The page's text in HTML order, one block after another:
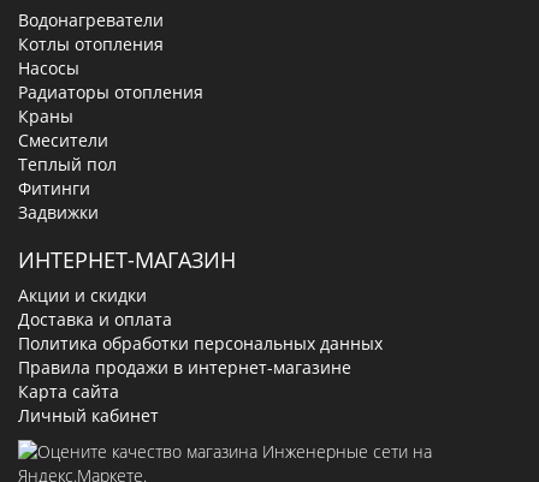
Водонагреватели
Котлы отопления
Насосы
Радиаторы отопления
Краны
Смесители
Теплый пол
Фитинги
Задвижки
ИНТЕРНЕТ-МАГАЗИН
Акции и скидки
Доставка и оплата
Политика обработки персональных данных
Правила продажи в интернет-магазине
Карта сайта
Личный кабинет